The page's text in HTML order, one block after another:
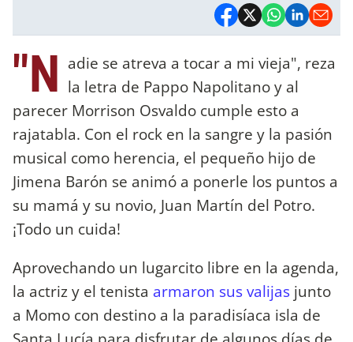
"N adie se atreva a tocar a mi vieja", reza
la letra de Pappo Napolitano y al
parecer Morrison Osvaldo cumple esto a
rajatabla. Con el rock en la sangre y la pasión
musical como herencia, el pequeño hijo de
Jimena Barón se animó a ponerle los puntos a
su mamá y su novio, Juan Martín del Potro.
¡Todo un cuida!
Aprovechando un lugarcito libre en la agenda,
la actriz y el tenista armaron sus valijas junto
a Momo con destino a la paradisíaca isla de